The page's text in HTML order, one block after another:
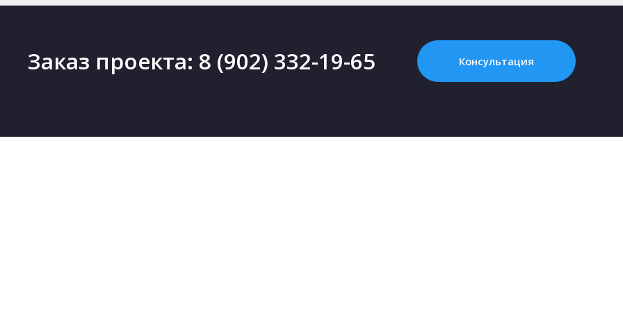
Заказ проекта: 8 (902) 332-19-65 Консультация